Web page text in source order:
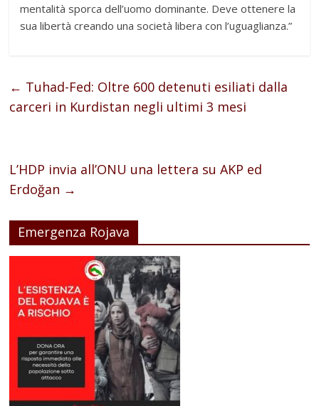
mentalità sporca dell’uomo dominante. Deve ottenere la
sua libertà creando una società libera con l’uguaglianza.”
← Tuhad-Fed: Oltre 600 detenuti esiliati dalla
carceri in Kurdistan negli ultimi 3 mesi
L’HDP invia all’ONU una lettera su AKP ed
Erdoğan →
Emergenza Rojava